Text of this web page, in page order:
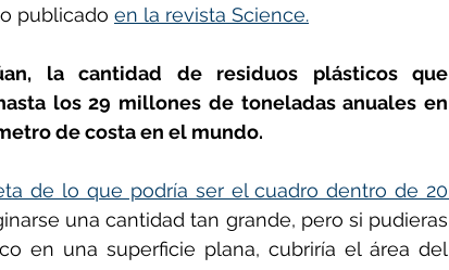
publicado en la revista Science.
la cantidad de residuos plásticos que
los 29 millones de toneladas anuales en
de costa en el mundo.
de lo que podría ser el cuadro dentro de 20
una cantidad tan grande, pero si pudieras
en una superficie plana, cubriría el área del